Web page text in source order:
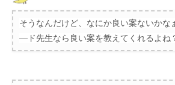
そうなんだけど、なにか良い案ないか
―ド先生なら良い案を教えてくれるよね